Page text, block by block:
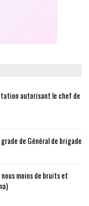
autorisant le chef de
de Général de brigade
moins de bruits et